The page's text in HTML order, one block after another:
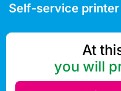
Self-service
At
you will